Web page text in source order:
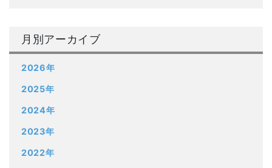
月別アーカイブ
2026年
2025年
2024年
2023年
2022年